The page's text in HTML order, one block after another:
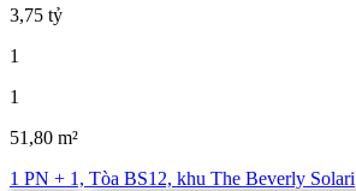
3,75 tỷ
1
1
51,80 m²
1 PN + 1, Tòa BS12, khu The Beverly Solari